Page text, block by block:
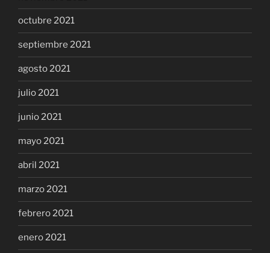
octubre 2021
septiembre 2021
agosto 2021
julio 2021
junio 2021
mayo 2021
abril 2021
marzo 2021
febrero 2021
enero 2021